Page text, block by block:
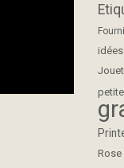
idées
Rose